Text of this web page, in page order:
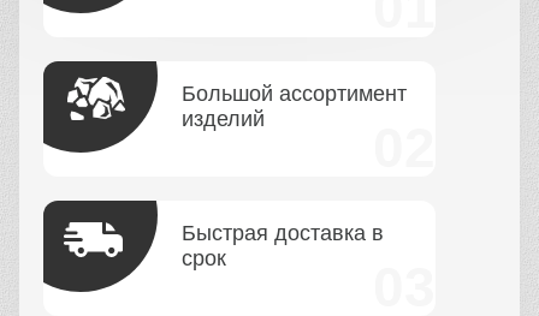
Большой ассортимент
изделий
Быстрая доставка в
срок